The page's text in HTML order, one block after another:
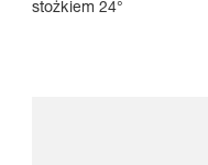
stożkiem 24°